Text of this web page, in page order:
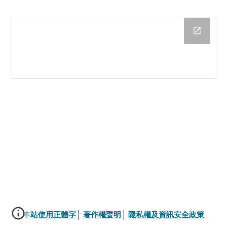
本站使用正體字 著作權聲明 隱私權及資訊安全政策